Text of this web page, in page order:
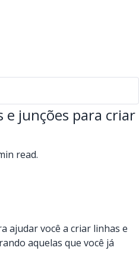
e junções para criar
read.
ajudar você a criar linhas e
aquelas que você já